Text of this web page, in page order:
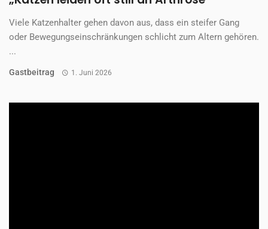
Viele Katzenhalter gehen davon aus, dass ein steifer Gang
oder Bewegungseinschränkungen schlicht zum Altern gehören.
...
Gastbeitrag 1. Juni 2026